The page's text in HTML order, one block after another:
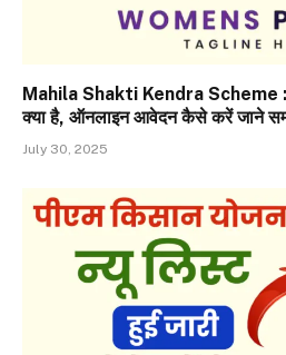
Mahila Shakti Kendra Scheme :
क्या है, ऑनलाइन आवेदन कैसे करें जाने
July 30, 2025